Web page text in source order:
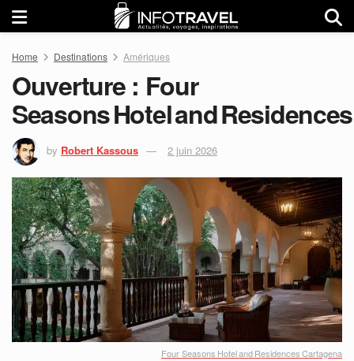
Home Destinations Amériques
Ouverture : Four
Seasons Hotel and
by Robert Kassous 2 juin 2026
Four Seasons Hotel and Residences Cartagena